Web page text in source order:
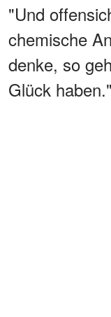
"Und
chemische
denke, so
Glück haben."